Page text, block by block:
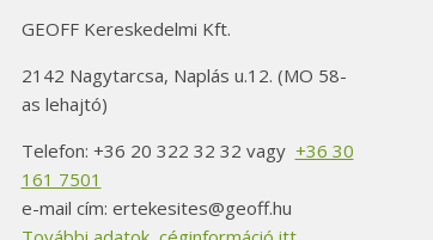
GEOFF Kereskedelmi Kft.
2142 Nagytarcsa, Naplás u.12. (MO 58-
as lehajtó)
Telefon: +36 20 322 32 32 vagy +36 30
161 7501
e-mail cím: ertekesites@geoff.hu